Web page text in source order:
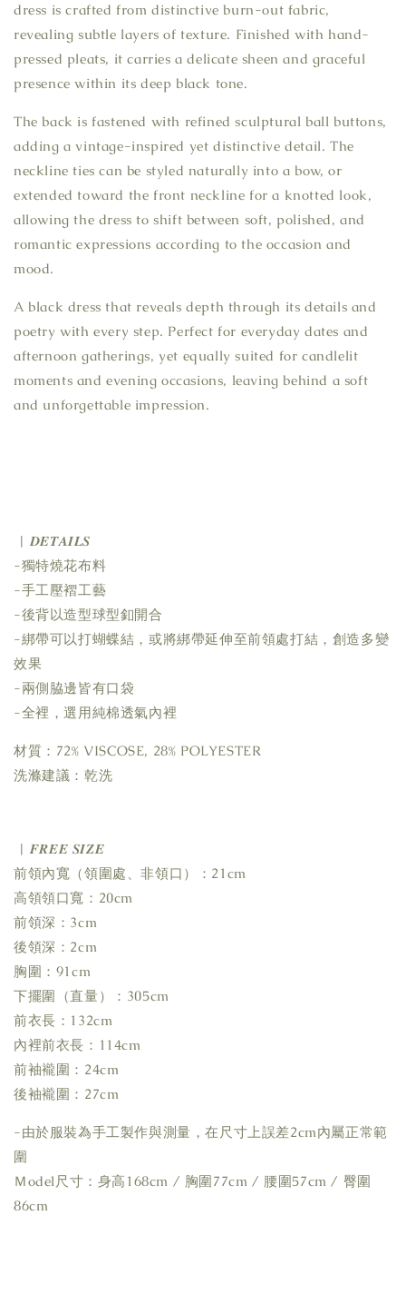
dress is crafted from distinctive burn-out fabric,
revealing subtle layers of texture. Finished with hand-
pressed pleats, it carries a delicate sheen and graceful
presence within its deep black tone.
The back is fastened with refined sculptural ball buttons,
adding a vintage-inspired yet distinctive detail. The
neckline ties can be styled naturally into a bow, or
extended toward the front neckline for a knotted look,
allowing the dress to shift between soft, polished, and
romantic expressions according to the occasion and
mood.
A black dress that reveals depth through its details and
poetry with every step. Perfect for everyday dates and
afternoon gatherings, yet equally suited for candlelit
moments and evening occasions, leaving behind a soft
and unforgettable impression.
| 𝑫𝑬𝑻𝑨𝑰𝑳𝑺
-獨特燒花布料
-手工壓褶工藝
-後背以造型球型釦開合
-綁帶可以打蝴蝶結，或將綁帶延伸至前領處打結，創造多變
效果
-兩側脇邊皆有口袋
-全裡，選用純棉透氣內裡
材質：72% VISCOSE, 28% POLYESTER
洗滌建議：乾洗
| 𝑭𝑹𝑬𝑬 𝑺𝑰𝒁𝑬
前領內寬（領圍處、非領口）：21cm
高領領口寬：20cm
前領深：3cm
後領深：2cm
胸圍：91cm
下擺圍（直量）：305cm
前衣長：132cm
內裡前衣長：114cm
前袖襱圍：24cm
後袖襱圍：27cm
-由於服裝為手工製作與測量，在尺寸上誤差2cm內屬正常範
圍
Ｍodel尺寸：身高168cm / 胸圍77cm / 腰圍57cm / 臀圍
86cm